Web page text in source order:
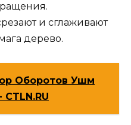
и сглаживают
дерево.
Оборотов Ушм
CTLN.RU